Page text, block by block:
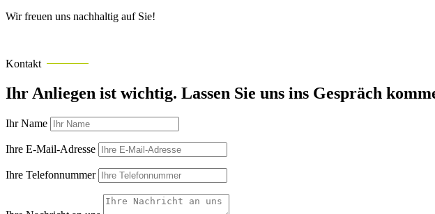
Wir freuen uns nachhaltig auf Sie!
Kontakt
Ihr Anliegen ist wichtig. Lassen Sie uns ins Gespräch
Ihr Name
Ihre E-Mail-Adresse
Ihre Telefonnummer